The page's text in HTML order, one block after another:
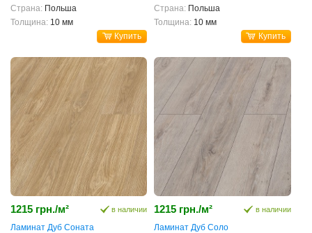
Страна: Польша
Толщина: 10 мм
Купить
Страна: Польша
Толщина: 10 мм
Купить
1215 грн./м² в наличии
Ламинат Дуб Соната
1215 грн./м² в наличии
Ламинат Дуб Соло